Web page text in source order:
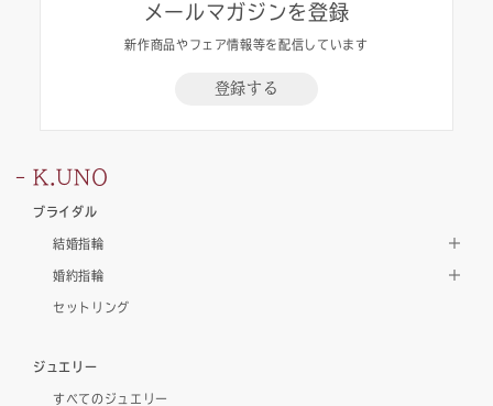
メールマガジンを登録
新作商品やフェア情報等を配信しています
登録する
K.UNO
ブライダル
結婚指輪
婚約指輪
セットリング
ジュエリー
すべてのジュエリー